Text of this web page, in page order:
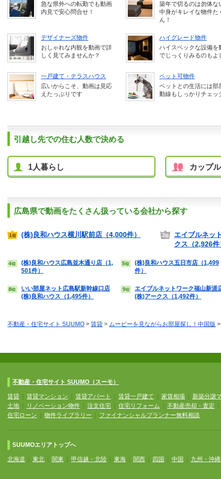
急な県外への転勤でも動画
内見で安心問合せ！
築年で切るのは勿体な
中身がキレイな物件た
ん！
デザイナーズ物件
おしゃれな内観を動画で詳
しく見てみませんか？
ハイグレード物件
ハイスペックな設備を
でじっくりみるのもよ
一戸建て・テラスハウス
広いからこそ、動画は見応
えたっぷりです
ペット可物件
ペットとの生活には部
動線もしっかりチェッ
引越し先での住む人数で決める
1人暮らし カップ
広島県で動画をたくさん扱っている会社から探す
(株)良和ハウス横川駅前店（4,000件）
エイブルネッ
クス（2,926件
(株)良和ハウス広島並木通り店（1,
501件）
(株)良和ハウス五日市店（1,499
件）
いい部屋ネット広島駅新幹線口店
(株)良和ハウス（1,495件）
エイブルネットワーク福山新涯
(株)アークス（1,492件）
不動産・住宅サイト SUUMO > 賃貸 > ムービーを見ながらお部屋探し！中国版
不動産・住宅サイト SUUMO（スーモ）
賃貸 賃貸マンション 賃貸アパート 賃貸一戸建て 家賃相場
新築分譲
土地
リノベーション物件 注文住宅 住宅リフォーム 不動産売却・査定
住宅ローン
物件ライブラリー ファイナンシャルプランナー無料相談
SUUMOエリアトップへ
北海道 東北 関東 甲信越・北陸 東海 関西 四国 中国 九州・沖縄